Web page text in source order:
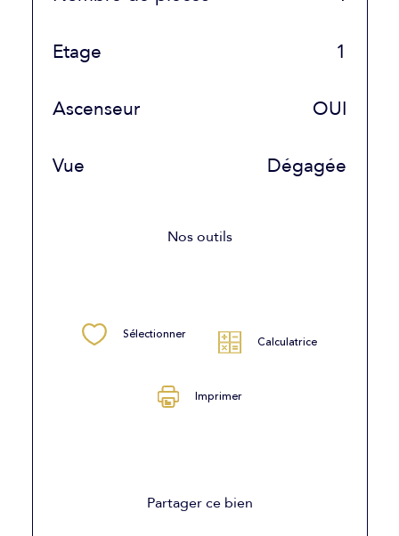
Etage 1
Ascenseur OUI
Vue Dégagée
Nos outils
Sélectionner Calculatrice
Imprimer
Partager ce bien